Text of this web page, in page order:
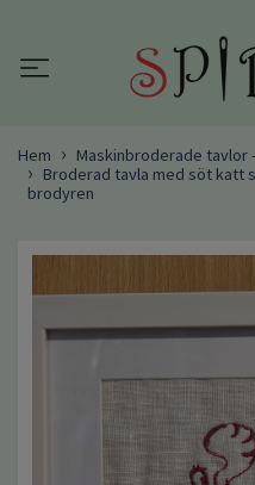
Hem
Maskinbroderade tavlor
Broderad tavla med söt katt
brodyren